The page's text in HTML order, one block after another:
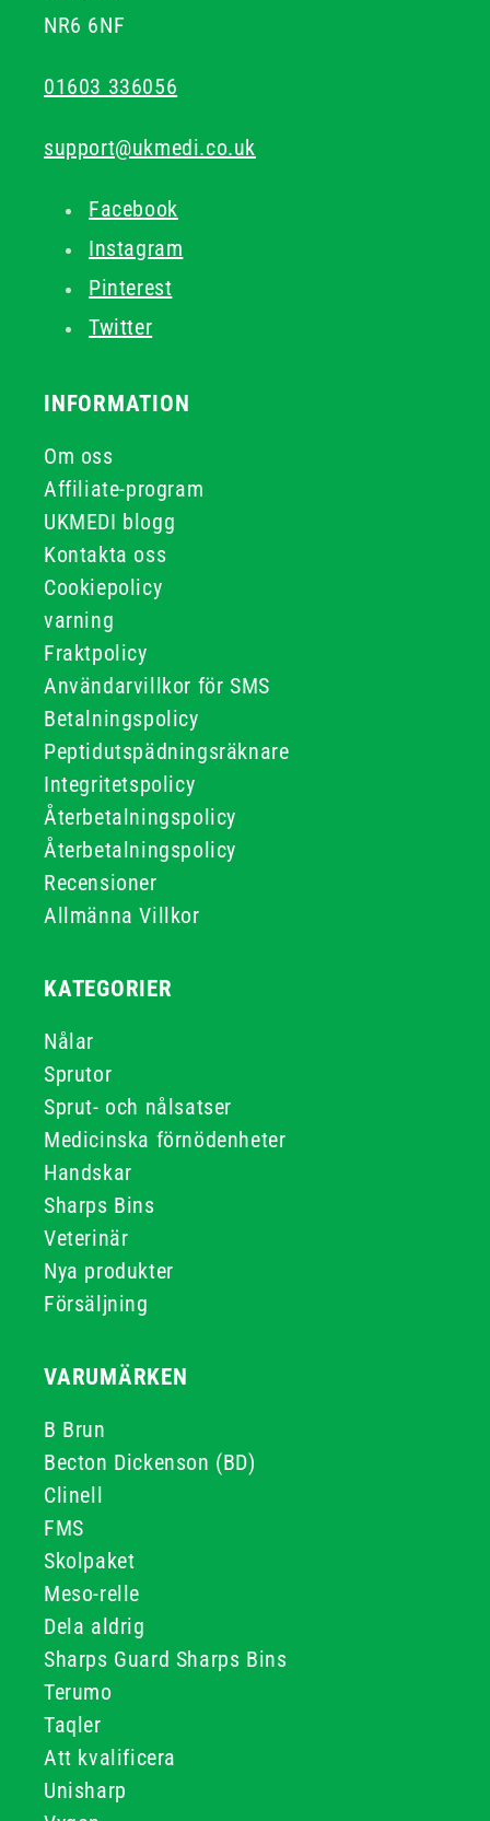
NR6 6NF
01603 336056
support@ukmedi.co.uk
Facebook
Instagram
Pinterest
Twitter
INFORMATION
Om oss
Affiliate-program
UKMEDI blogg
Kontakta oss
Cookiepolicy
varning
Fraktpolicy
Användarvillkor för SMS
Betalningspolicy
Peptidutspädningsräknare
Integritetspolicy
Återbetalningspolicy
Återbetalningspolicy
Recensioner
Allmänna Villkor
KATEGORIER
Nålar
Sprutor
Sprut- och nålsatser
Medicinska förnödenheter
Handskar
Sharps Bins
Veterinär
Nya produkter
Försäljning
VARUMÄRKEN
B Brun
Becton Dickenson (BD)
Clinell
FMS
Skolpaket
Meso-relle
Dela aldrig
Sharps Guard Sharps Bins
Terumo
Taqler
Att kvalificera
Unisharp